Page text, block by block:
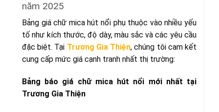
năm 2025
Bảng giá chữ mica hút nổi phụ thuộc vào nhiều yếu
tố như kích thước, độ dày, màu sắc và các yêu cầu
đặc biệt. Tại Trương Gia Thiện, chúng tôi cam kết
cung cấp mức giá cạnh tranh nhất thị trường:
Bảng báo giá chữ mica hút nổi mới nhất tại
Trương Gia Thiện